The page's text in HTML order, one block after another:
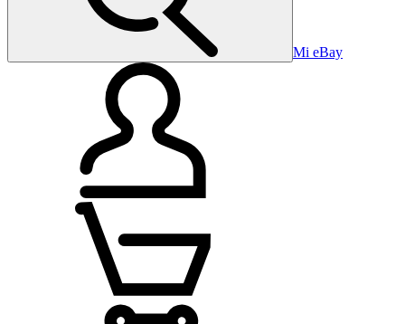
Mi eBay